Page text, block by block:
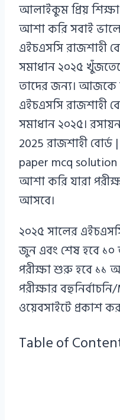
Haque
আলাইকুম প্রিয়
আশা করি সবাই
এইচএসসি রাজশাহী
সমাধান ২০২৫
তাদের জন্য।
এইচএসসি রাজশাহী
সমাধান ২০২৫। রসায়ন
2025 রাজশাহী বোর্ড
paper mcq solution
আশা করি যারা
আসবে।
২০২৫ সালের
জুন এবং শেষ হবে ১০
পরীক্ষা শুরু হবে ১১
পরীক্ষার
ওয়েবসাইটে প্রকাশ
Table of